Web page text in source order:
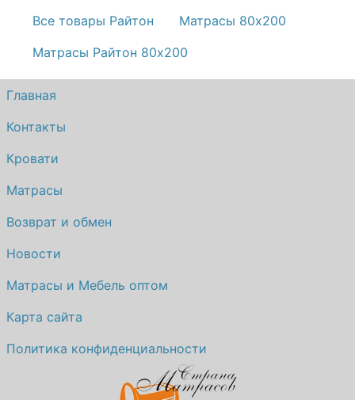
Все товары Райтон
Матрасы 80х200
Матрасы Райтон 80х200
Главная
Контакты
Кровати
Матрасы
Возврат и обмен
Новости
Матрасы и Мебель оптом
Карта сайта
Политика конфиденциальности